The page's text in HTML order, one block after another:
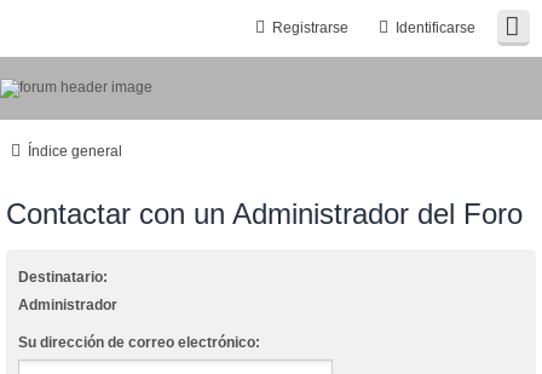
Identificarse
Registrarse
Índice general
Contactar con un Administrador del Foro
Destinatario:
Administrador
Su dirección de correo electrónico: